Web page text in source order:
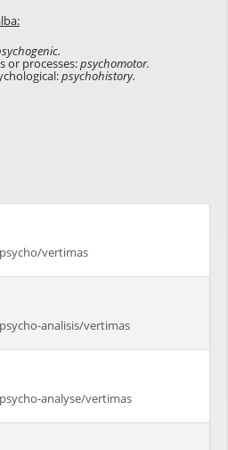
or processes:psychomotor.
psychohistory.
vertimas
analisis/vertimas
analyse/vertimas